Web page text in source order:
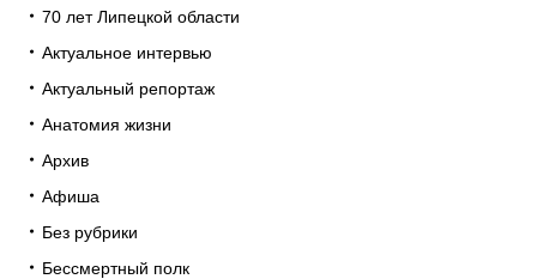
70 лет Липецкой области
Актуальное интервью
Актуальный репортаж
Анатомия жизни
Архив
Афиша
Без рубрики
Бессмертный полк